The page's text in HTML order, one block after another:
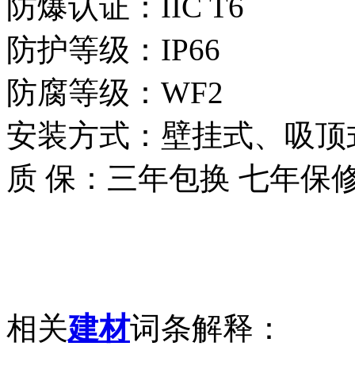
防护等级：IP66
防腐等级：WF2
安装方式：壁挂式、吸
质 保：三年包换 七年保
相关建材词条解释：